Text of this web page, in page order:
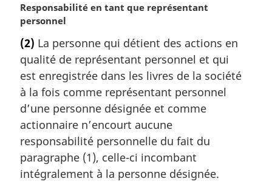
a
l
e
:
N
o
e
m
a
r
g
i
n
a
l
e
:
Responsabilité en tant que représentant
personnel
(2) La personne qui détient des actions en
qualité de représentant personnel et qui
est enregistrée dans les livres de la société
à la fois comme représentant personnel
d’une personne désignée et comme
actionnaire n’encourt aucune
responsabilité personnelle du fait du
paragraphe (1), celle-ci incombant
intégralement à la personne désignée.